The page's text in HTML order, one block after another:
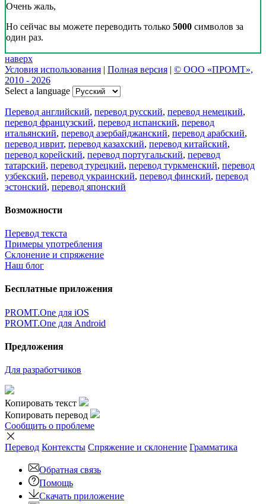
Очень жаль,
Но сейчас вы можете переводить только 5000 символов за
один раз.
наверх
Условия использования | Полная версия | © ООО «ПРОМТ»,
2010 - 2026
Select a language
Перевод английский, перевод русский, перевод немецкий,
перевод французский, перевод испанский, перевод
итальянский, перевод азербайджанский, перевод арабский,
перевод иврит, перевод казахский, перевод китайский,
перевод корейский, перевод португальский, перевод
татарский, перевод турецкий, перевод туркменский, перевод
узбекский, перевод украинский, перевод финский, перевод
эстонский, перевод японский
Возможности
Перевод текста
Примеры употребления
Склонение и спряжение
Наш блог
Бесплатные приложения
PROMT.One для iOS
PROMT.One для Android
Предложения
Для разработчиков
Копировать текст
Копировать перевод
Сообщить о проблеме
Перевод Контексты Спряжение и склонение Грамматика
Обратная связь
Помощь
Скачать приложение